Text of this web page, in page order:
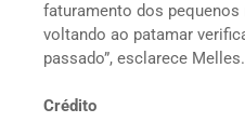
faturamento dos
voltando ao patamar
passado”, esclarece Melles.
Crédito